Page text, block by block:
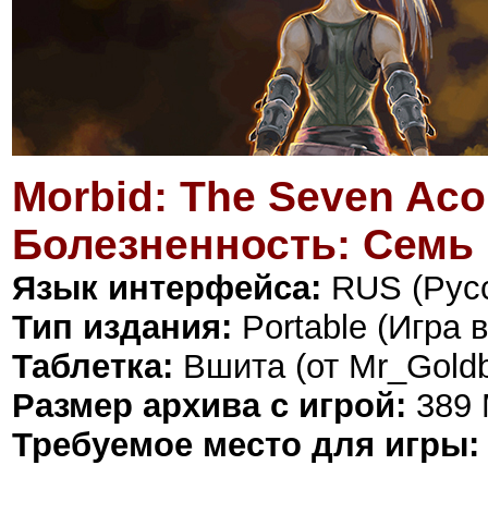
Morbid: The Seven
Болезненность:
Язык интерфейса: RUS
Тип издания: Portable (Игра
Таблетка: Вшита (от
Размер архива с игрой: 389
Требуемое место для игры: